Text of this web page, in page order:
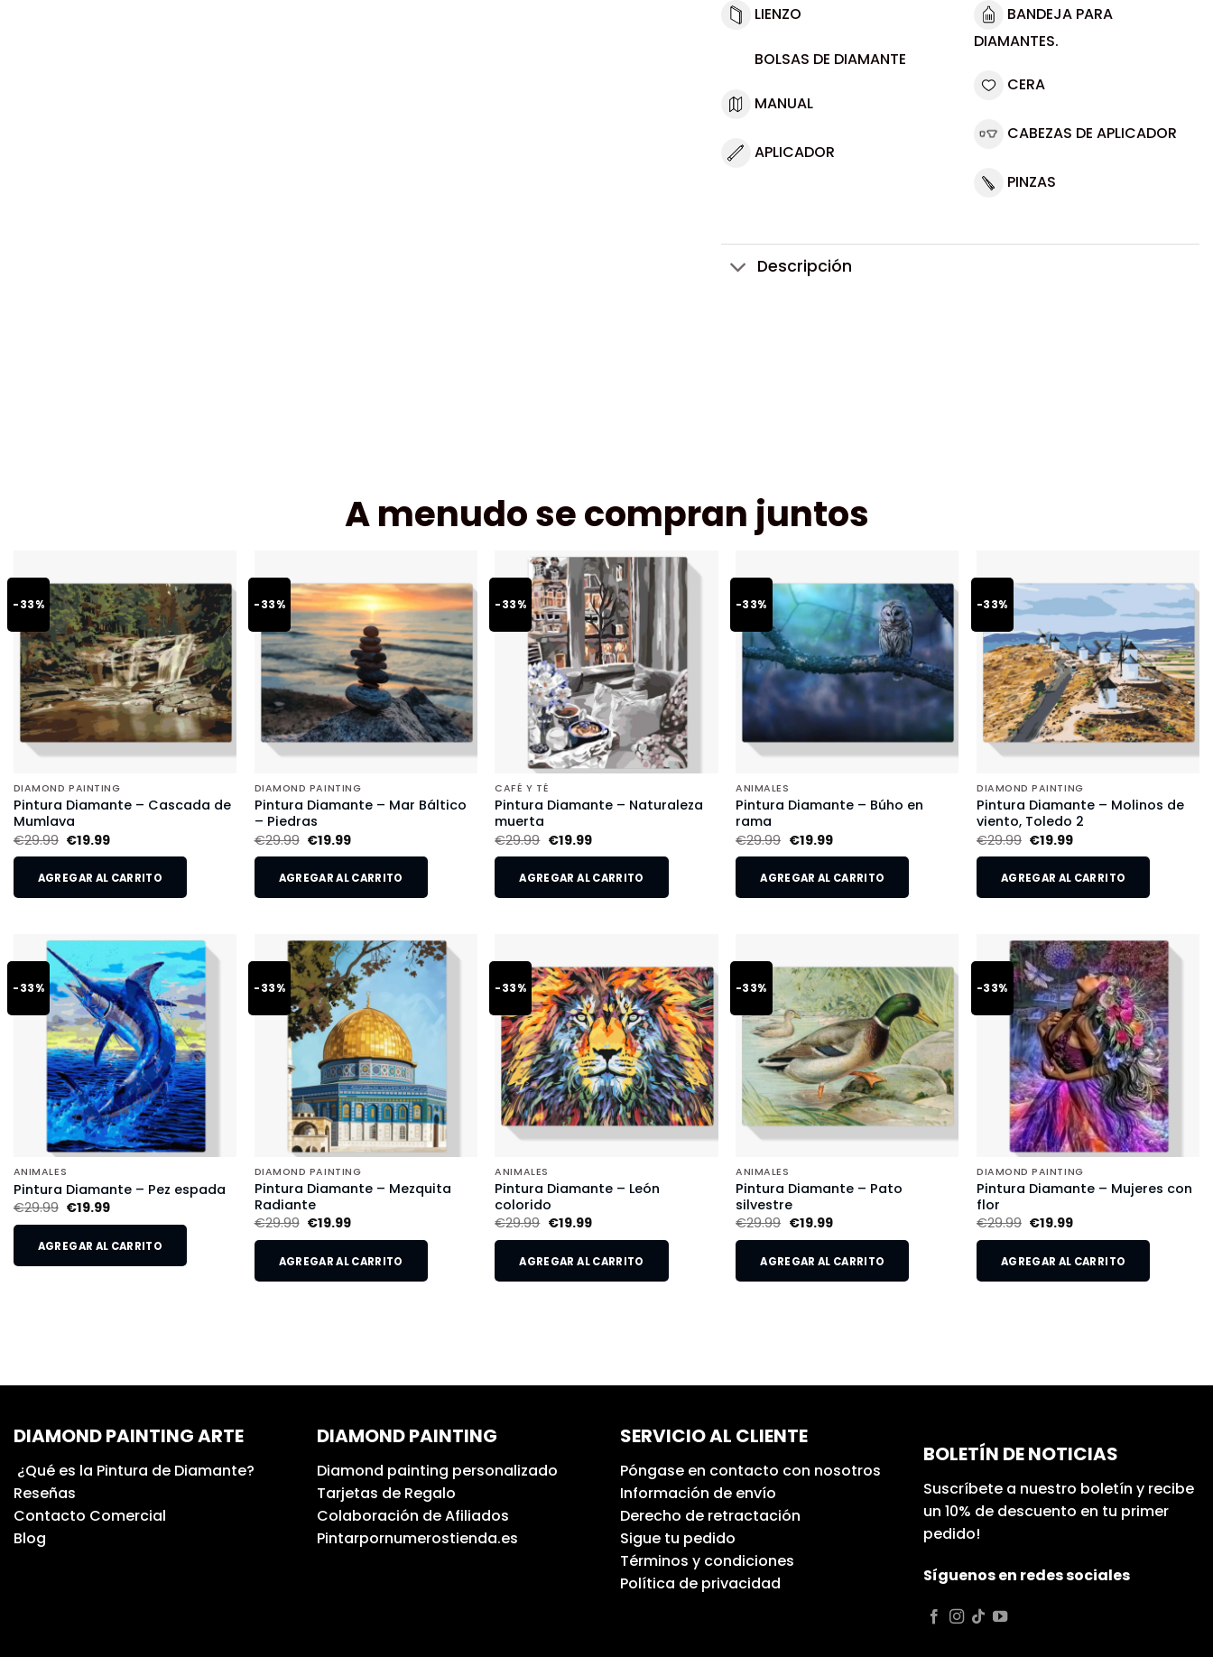
LIENZO
BOLSAS DE DIAMANTE
MANUAL
APLICADOR
BANDEJA PARA
DIAMANTES.
CERA
CABEZAS DE APLICADOR
PINZAS
Descripción
A menudo se compran juntos
-33%
DIAMOND PAINTING
Pintura Diamante – Cascada de
Mumlava
€29.99 €19.99
AGREGAR AL CARRITO
-33%
DIAMOND PAINTING
Pintura Diamante – Mar Báltico
– Piedras
€29.99 €19.99
AGREGAR AL CARRITO
-33%
CAFÉ Y TÉ
Pintura Diamante – Naturaleza
muerta
€29.99 €19.99
AGREGAR AL CARRITO
-33%
ANIMALES
Pintura Diamante – Búho en
rama
€29.99 €19.99
AGREGAR AL CARRITO
-33%
DIAMOND PAINTING
Pintura Diamante – Molinos de
viento, Toledo 2
€29.99 €19.99
AGREGAR AL CARRITO
-33%
ANIMALES
Pintura Diamante – Pez espada
€29.99 €19.99
AGREGAR AL CARRITO
-33%
DIAMOND PAINTING
Pintura Diamante – Mezquita
Radiante
€29.99 €19.99
AGREGAR AL CARRITO
-33%
ANIMALES
Pintura Diamante – León
colorido
€29.99 €19.99
AGREGAR AL CARRITO
-33%
ANIMALES
Pintura Diamante – Pato
silvestre
€29.99 €19.99
AGREGAR AL CARRITO
-33%
DIAMOND PAINTING
Pintura Diamante – Mujeres con
flor
€29.99 €19.99
AGREGAR AL CARRITO
DIAMOND PAINTING ARTE
¿Qué es la Pintura de Diamante?
Reseñas
Contacto Comercial
Blog
DIAMOND PAINTING
Diamond painting personalizado
Tarjetas de Regalo
Colaboración de Afiliados
Pintarpornumerostienda.es
SERVICIO AL CLIENTE
Póngase en contacto con nosotros
Información de envío
Derecho de retractación
Sigue tu pedido
Términos y condiciones
Política de privacidad
BOLETÍN DE NOTICIAS
Suscríbete a nuestro boletín y recibe
un 10% de descuento en tu primer
pedido!
Síguenos en redes sociales